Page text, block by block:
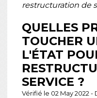
restructuration de
QUELLES
TOUCHER
L'ÉTAT
SERVICE ?
Vérifié le 02 May 2022